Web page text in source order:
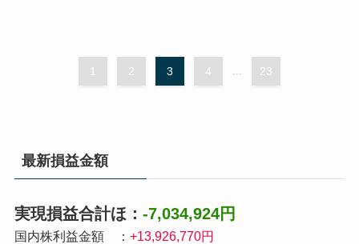
1 2 3 4 ... 23
最新損益金額
実現損益合計ほ： -7,034,924円
国内株利益金額 ： +13,926,770円